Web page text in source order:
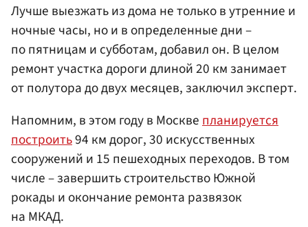
Лучше выезжать из дома не только в утренние и
ночные часы, но и в определенные дни –
по пятницам и субботам, добавил он. В целом
ремонт участка дороги длиной 20 км занимает
от полутора до двух месяцев, заключил эксперт.
Напомним, в этом году в Москвепланируется
построить94 км дорог, 30 искусственных
сооружений и 15 пешеходных переходов. В том
числе – завершить строительство Южной
рокады и окончание ремонта развязок
на МКАД.